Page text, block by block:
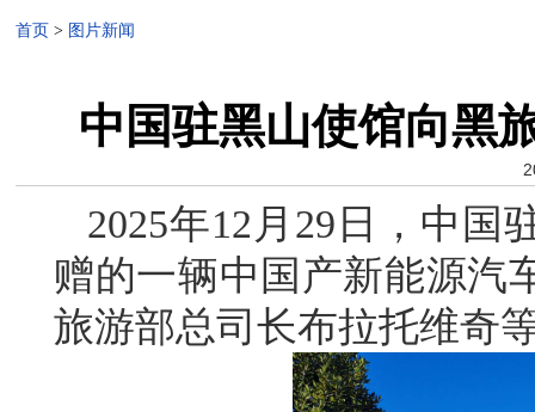
首页 > 图片新闻
中国驻黑山使馆向黑
2025年12月29日，中国
赠的一辆中国产新能源汽
旅游部总司长布拉托维奇